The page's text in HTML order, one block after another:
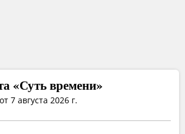
«Суть времени»
7 августа 2026 г.